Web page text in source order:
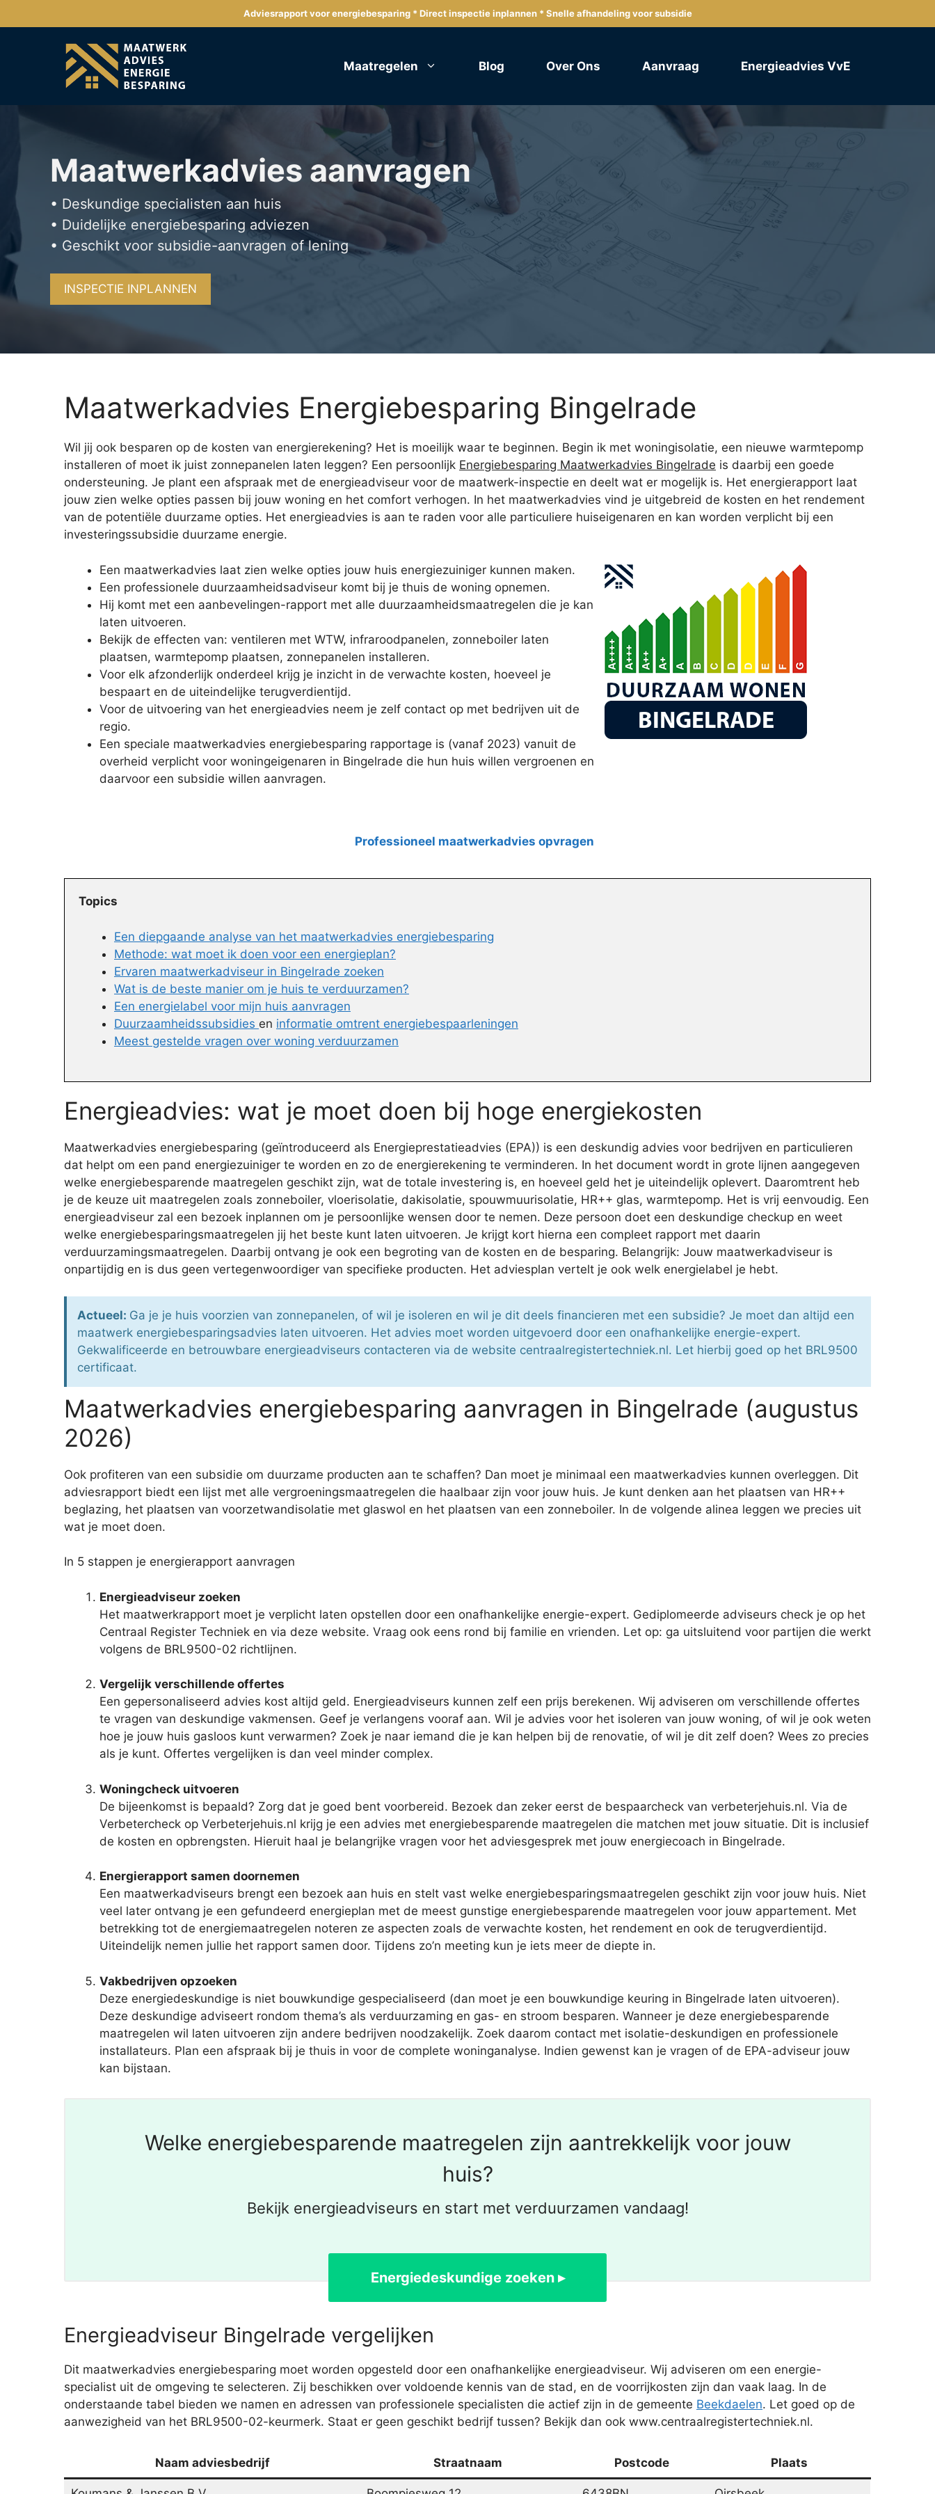
naar
Adviesrapport voor energiebesparing * Direct inspectie inplannen * Snelle afhandeling voor subsidie
Maatregelen Blog Over Ons Aanvraag Energieadvies VvE
Maatwerkadvies aanvragen
• Deskundige specialisten aan huis
• Duidelijke energiebesparing adviezen
• Geschikt voor subsidie-aanvragen of lening
INSPECTIE INPLANNEN
Maatwerkadvies Energiebesparing Bingelrade
Wil jij ook besparen op de kosten van energierekening? Het is moeilijk waar te beginnen. Begin ik met woningisolatie, een nieuwe warmtepomp
installeren of moet ik juist zonnepanelen laten leggen? Een persoonlijk Energiebesparing Maatwerkadvies Bingelrade is daarbij een goede
ondersteuning. Je plant een afspraak met de energieadviseur voor de maatwerk-inspectie en deelt wat er mogelijk is. Het energierapport laat
jouw zien welke opties passen bij jouw woning en het comfort verhogen. In het maatwerkadvies vind je uitgebreid de kosten en het rendement
van de potentiële duurzame opties. Het energieadvies is aan te raden voor alle particuliere huiseigenaren en kan worden verplicht bij een
investeringssubsidie duurzame energie.
Een maatwerkadvies laat zien welke opties jouw huis energiezuiniger kunnen maken.
Een professionele duurzaamheidsadviseur komt bij je thuis de woning opnemen.
Hij komt met een aanbevelingen-rapport met alle duurzaamheidsmaatregelen die je kan
laten uitvoeren.
Bekijk de effecten van: ventileren met WTW, infraroodpanelen, zonneboiler laten
plaatsen, warmtepomp plaatsen, zonnepanelen installeren.
Voor elk afzonderlijk onderdeel krijg je inzicht in de verwachte kosten, hoeveel je
bespaart en de uiteindelijke terugverdientijd.
Voor de uitvoering van het energieadvies neem je zelf contact op met bedrijven uit de
regio.
Een speciale maatwerkadvies energiebesparing rapportage is (vanaf 2023) vanuit de
overheid verplicht voor woningeigenaren in Bingelrade die hun huis willen vergroenen en
daarvoor een subsidie willen aanvragen.
Professioneel maatwerkadvies opvragen
Topics
Een diepgaande analyse van het maatwerkadvies energiebesparing
Methode: wat moet ik doen voor een energieplan?
Ervaren maatwerkadviseur in Bingelrade zoeken
Wat is de beste manier om je huis te verduurzamen?
Een energielabel voor mijn huis aanvragen
Duurzaamheidssubsidies en informatie omtrent energiebespaarleningen
Meest gestelde vragen over woning verduurzamen
Energieadvies: wat je moet doen bij hoge energiekosten
Maatwerkadvies energiebesparing (geïntroduceerd als Energieprestatieadvies (EPA)) is een deskundig advies voor bedrijven en particulieren
dat helpt om een pand energiezuiniger te worden en zo de energierekening te verminderen. In het document wordt in grote lijnen aangegeven
welke energiebesparende maatregelen geschikt zijn, wat de totale investering is, en hoeveel geld het je uiteindelijk oplevert. Daaromtrent heb
je de keuze uit maatregelen zoals zonneboiler, vloerisolatie, dakisolatie, spouwmuurisolatie, HR++ glas, warmtepomp. Het is vrij eenvoudig. Een
energieadviseur zal een bezoek inplannen om je persoonlijke wensen door te nemen. Deze persoon doet een deskundige checkup en weet
welke energiebesparingsmaatregelen jij het beste kunt laten uitvoeren. Je krijgt kort hierna een compleet rapport met daarin
verduurzamingsmaatregelen. Daarbij ontvang je ook een begroting van de kosten en de besparing. Belangrijk: Jouw maatwerkadviseur is
onpartijdig en is dus geen vertegenwoordiger van specifieke producten. Het adviesplan vertelt je ook welk energielabel je hebt.
Actueel: Ga je je huis voorzien van zonnepanelen, of wil je isoleren en wil je dit deels financieren met een subsidie? Je moet dan altijd een
maatwerk energiebesparingsadvies laten uitvoeren. Het advies moet worden uitgevoerd door een onafhankelijke energie-expert.
Gekwalificeerde en betrouwbare energieadviseurs contacteren via de website centraalregistertechniek.nl. Let hierbij goed op het BRL9500
certificaat.
Maatwerkadvies energiebesparing aanvragen in Bingelrade (augustus
2026)
Ook profiteren van een subsidie om duurzame producten aan te schaffen? Dan moet je minimaal een maatwerkadvies kunnen overleggen. Dit
adviesrapport biedt een lijst met alle vergroeningsmaatregelen die haalbaar zijn voor jouw huis. Je kunt denken aan het plaatsen van HR++
beglazing, het plaatsen van voorzetwandisolatie met glaswol en het plaatsen van een zonneboiler. In de volgende alinea leggen we precies uit
wat je moet doen.
In 5 stappen je energierapport aanvragen
Energieadviseur zoeken
Het maatwerkrapport moet je verplicht laten opstellen door een onafhankelijke energie-expert. Gediplomeerde adviseurs check je op het
Centraal Register Techniek en via deze website. Vraag ook eens rond bij familie en vrienden. Let op: ga uitsluitend voor partijen die werkt
volgens de BRL9500-02 richtlijnen.
Vergelijk verschillende offertes
Een gepersonaliseerd advies kost altijd geld. Energieadviseurs kunnen zelf een prijs berekenen. Wij adviseren om verschillende offertes
te vragen van deskundige vakmensen. Geef je verlangens vooraf aan. Wil je advies voor het isoleren van jouw woning, of wil je ook weten
hoe je jouw huis gasloos kunt verwarmen? Zoek je naar iemand die je kan helpen bij de renovatie, of wil je dit zelf doen? Wees zo precies
als je kunt. Offertes vergelijken is dan veel minder complex.
Woningcheck uitvoeren
De bijeenkomst is bepaald? Zorg dat je goed bent voorbereid. Bezoek dan zeker eerst de bespaarcheck van verbeterjehuis.nl. Via de
Verbetercheck op Verbeterjehuis.nl krijg je een advies met energiebesparende maatregelen die matchen met jouw situatie. Dit is inclusief
de kosten en opbrengsten. Hieruit haal je belangrijke vragen voor het adviesgesprek met jouw energiecoach in Bingelrade.
Energierapport samen doornemen
Een maatwerkadviseurs brengt een bezoek aan huis en stelt vast welke energiebesparingsmaatregelen geschikt zijn voor jouw huis. Niet
veel later ontvang je een gefundeerd energieplan met de meest gunstige energiebesparende maatregelen voor jouw appartement. Met
betrekking tot de energiemaatregelen noteren ze aspecten zoals de verwachte kosten, het rendement en ook de terugverdientijd.
Uiteindelijk nemen jullie het rapport samen door. Tijdens zo’n meeting kun je iets meer de diepte in.
Vakbedrijven opzoeken
Deze energiedeskundige is niet bouwkundige gespecialiseerd (dan moet je een bouwkundige keuring in Bingelrade laten uitvoeren).
Deze deskundige adviseert rondom thema’s als verduurzaming en gas- en stroom besparen. Wanneer je deze energiebesparende
maatregelen wil laten uitvoeren zijn andere bedrijven noodzakelijk. Zoek daarom contact met isolatie-deskundigen en professionele
installateurs. Plan een afspraak bij je thuis in voor de complete woninganalyse. Indien gewenst kan je vragen of de EPA-adviseur jouw
kan bijstaan.
Welke energiebesparende maatregelen zijn aantrekkelijk voor jouw
huis?
Bekijk energieadviseurs en start met verduurzamen vandaag!
Energiedeskundige zoeken ▸
Energieadviseur Bingelrade vergelijken
Dit maatwerkadvies energiebesparing moet worden opgesteld door een onafhankelijke energieadviseur. Wij adviseren om een energie-
specialist uit de omgeving te selecteren. Zij beschikken over voldoende kennis van de stad, en de voorrijkosten zijn dan vaak laag. In de
onderstaande tabel bieden we namen en adressen van professionele specialisten die actief zijn in de gemeente Beekdaelen. Let goed op de
aanwezigheid van het BRL9500-02-keurmerk. Staat er geen geschikt bedrijf tussen? Bekijk dan ook www.centraalregistertechniek.nl.
Naam adviesbedrijf Straatnaam Postcode Plaats